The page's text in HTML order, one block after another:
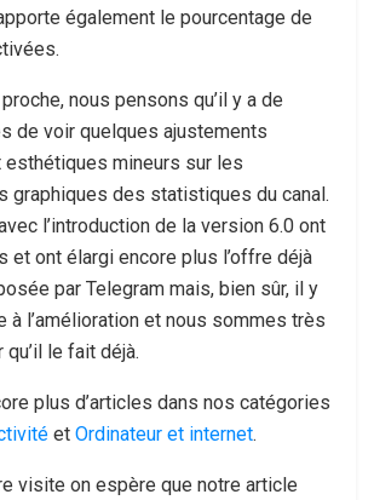
également le pourcentage de
nous pensons qu’il y a de
de voir quelques ajustements
mineurs sur les
graphiques des statistiques du canal.
l’introduction de la version 6.0 ont
et ont élargi encore plus l’offre déjà
par Telegram mais, bien sûr, il y
à l’amélioration et nous sommes très
qu’il le fait déjà.
plus d’articles dans nos catégories
et Ordinateur et internet.
visite on espère que notre article